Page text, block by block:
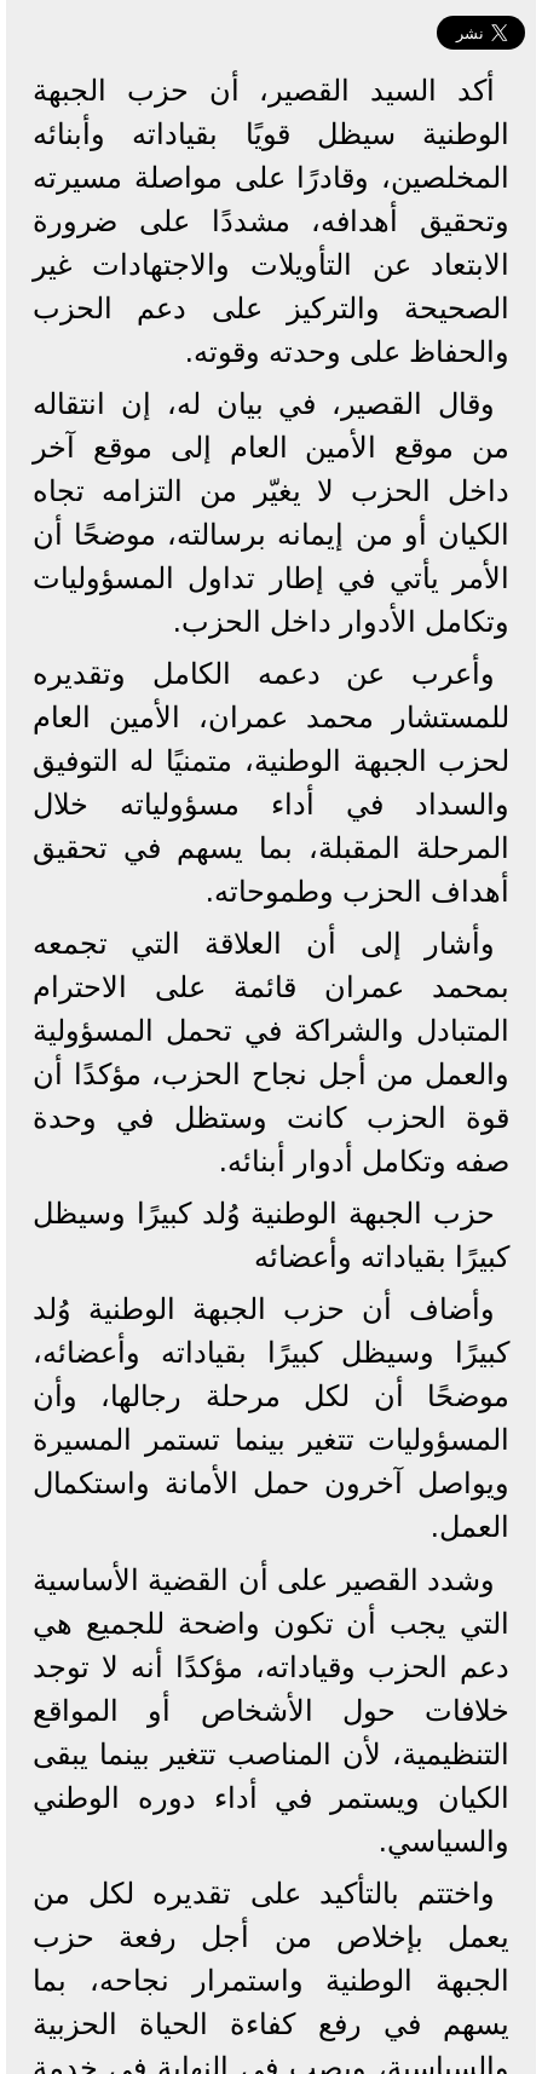
أكد السيد القصير، أن حزب الجبهة
الوطنية سيظل قويًا بقياداته وأبنائه
المخلصين، وقادرًا على مواصلة مسيرته
وتحقيق أهدافه، مشددًا على ضرورة
الابتعاد عن التأويلات والاجتهادات غير
الصحيحة والتركيز على دعم الحزب
والحفاظ على وحدته وقوته.
وقال القصير، في بيان له، إن انتقاله
من موقع الأمين العام إلى موقع آخر
داخل الحزب لا يغيّر من التزامه تجاه
الكيان أو من إيمانه برسالته، موضحًا أن
الأمر يأتي في إطار تداول المسؤوليات
وتكامل الأدوار داخل الحزب.
وأعرب عن دعمه الكامل وتقديره
للمستشار محمد عمران، الأمين العام
لحزب الجبهة الوطنية، متمنيًا له التوفيق
والسداد في أداء مسؤولياته خلال
المرحلة المقبلة، بما يسهم في تحقيق
أهداف الحزب وطموحاته.
وأشار إلى أن العلاقة التي تجمعه
بمحمد عمران قائمة على الاحترام
المتبادل والشراكة في تحمل المسؤولية
والعمل من أجل نجاح الحزب، مؤكدًا أن
قوة الحزب كانت وستظل في وحدة
صفه وتكامل أدوار أبنائه.
حزب الجبهة الوطنية وُلد كبيرًا وسيظل
كبيرًا بقياداته وأعضائه
وأضاف أن حزب الجبهة الوطنية وُلد
كبيرًا وسيظل كبيرًا بقياداته وأعضائه،
موضحًا أن لكل مرحلة رجالها، وأن
المسؤوليات تتغير بينما تستمر المسيرة
ويواصل آخرون حمل الأمانة واستكمال
العمل.
وشدد القصير على أن القضية الأساسية
التي يجب أن تكون واضحة للجميع هي
دعم الحزب وقياداته، مؤكدًا أنه لا توجد
خلافات حول الأشخاص أو المواقع
التنظيمية، لأن المناصب تتغير بينما يبقى
الكيان ويستمر في أداء دوره الوطني
والسياسي.
واختتم بالتأكيد على تقديره لكل من
يعمل بإخلاص من أجل رفعة حزب
الجبهة الوطنية واستمرار نجاحه، بما
يسهم في رفع كفاءة الحياة الحزبية
والسياسية، ويصب في النهاية في خدمة